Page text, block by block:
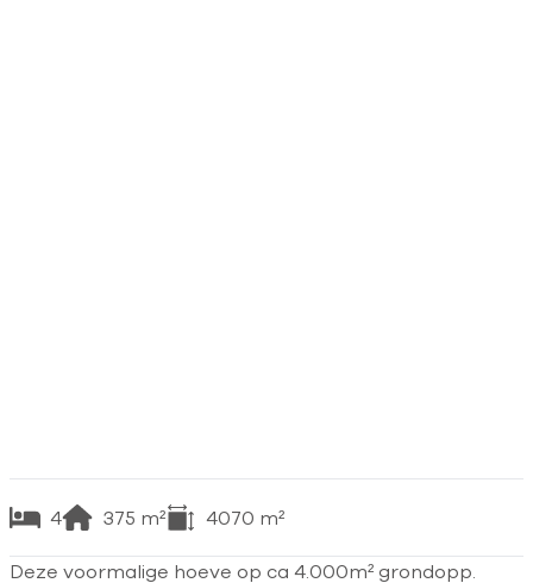
4 375 m² 4070 m²
Deze voormalige hoeve op ca 4.000m² grondopp.